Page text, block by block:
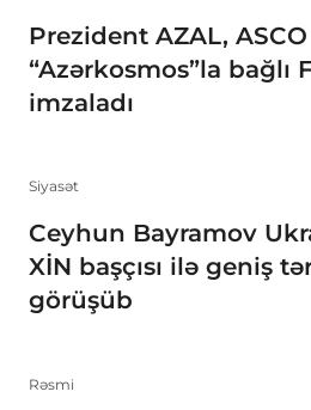
Prezident AZAL,
“Azərkosmos”la bağlı
imzaladı
Siyasət
Ceyhun Bayramov
XİN başçısı ilə geniş
görüşüb
Rəsmi